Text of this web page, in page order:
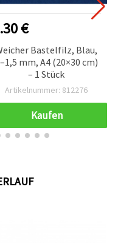
€
Bastelfilz, Blau,
mm, A4 (20×30 cm)
– 1 Stück
Artikelnummer: 812276
Kaufen